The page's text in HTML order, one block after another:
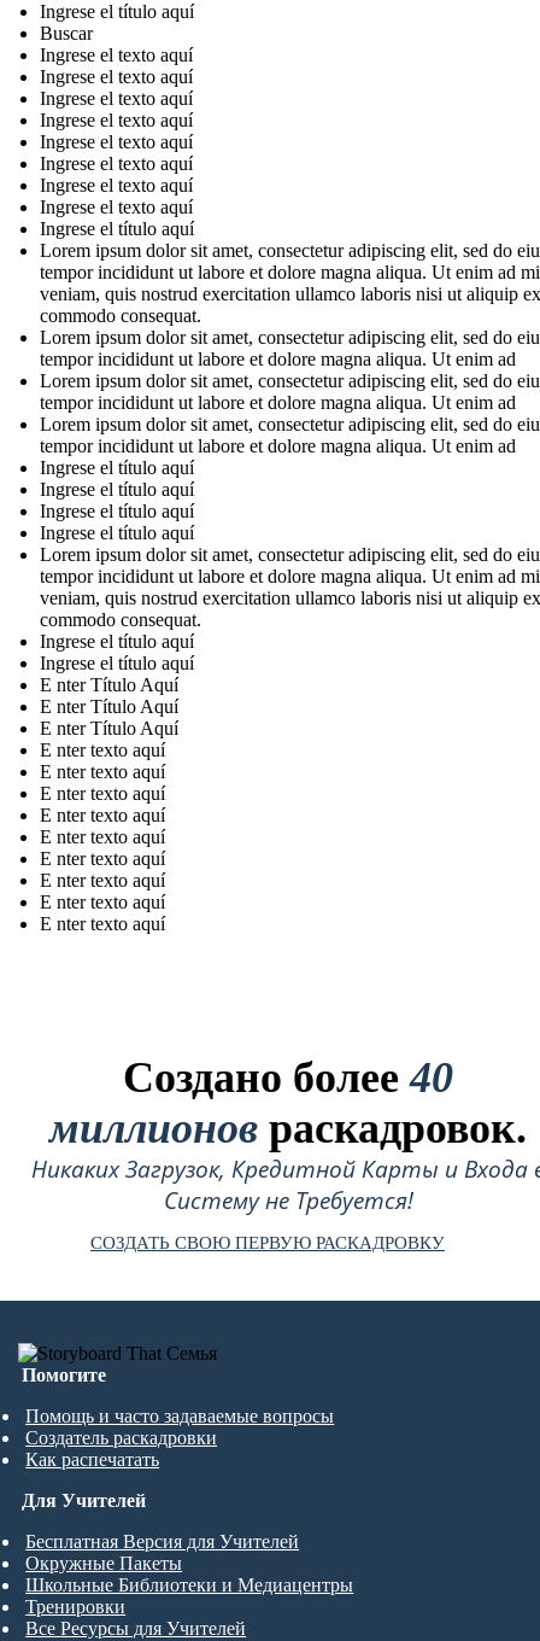
Ingrese el título aquí
Buscar
Ingrese el texto aquí
Ingrese el texto aquí
Ingrese el texto aquí
Ingrese el texto aquí
Ingrese el texto aquí
Ingrese el texto aquí
Ingrese el texto aquí
Ingrese el texto aquí
Ingrese el título aquí
Lorem ipsum dolor sit amet, consectetur adipiscing elit, sed do
tempor incididunt ut labore et dolore magna aliqua. Ut enim ad
veniam, quis nostrud exercitation ullamco laboris nisi ut aliquip
commodo consequat.
Lorem ipsum dolor sit amet, consectetur adipiscing elit, sed do
tempor incididunt ut labore et dolore magna aliqua. Ut enim ad
Lorem ipsum dolor sit amet, consectetur adipiscing elit, sed do
tempor incididunt ut labore et dolore magna aliqua. Ut enim ad
Lorem ipsum dolor sit amet, consectetur adipiscing elit, sed do
tempor incididunt ut labore et dolore magna aliqua. Ut enim ad
Ingrese el título aquí
Ingrese el título aquí
Ingrese el título aquí
Ingrese el título aquí
Lorem ipsum dolor sit amet, consectetur adipiscing elit, sed do
tempor incididunt ut labore et dolore magna aliqua. Ut enim ad
veniam, quis nostrud exercitation ullamco laboris nisi ut aliquip
commodo consequat.
Ingrese el título aquí
Ingrese el título aquí
E nter Título Aquí
E nter Título Aquí
E nter Título Aquí
E nter texto aquí
E nter texto aquí
E nter texto aquí
E nter texto aquí
E nter texto aquí
E nter texto aquí
E nter texto aquí
E nter texto aquí
E nter texto aquí
Создано более40
миллионов раскадровок.
Никаких Загрузок, Кредитной Карты и Входа
Систему не Требуется!
СОЗДАТЬ СВОЮ ПЕРВУЮ РАСКАДРОВКУ
Помогите
Помощь и часто задаваемые вопросы
Создатель раскадровки
Как распечатать
Для Учителей
Бесплатная Версия для Учителей
Окружные Пакеты
Школьные Библиотеки и Медиацентры
Тренировки
Все Ресурсы для Учителей